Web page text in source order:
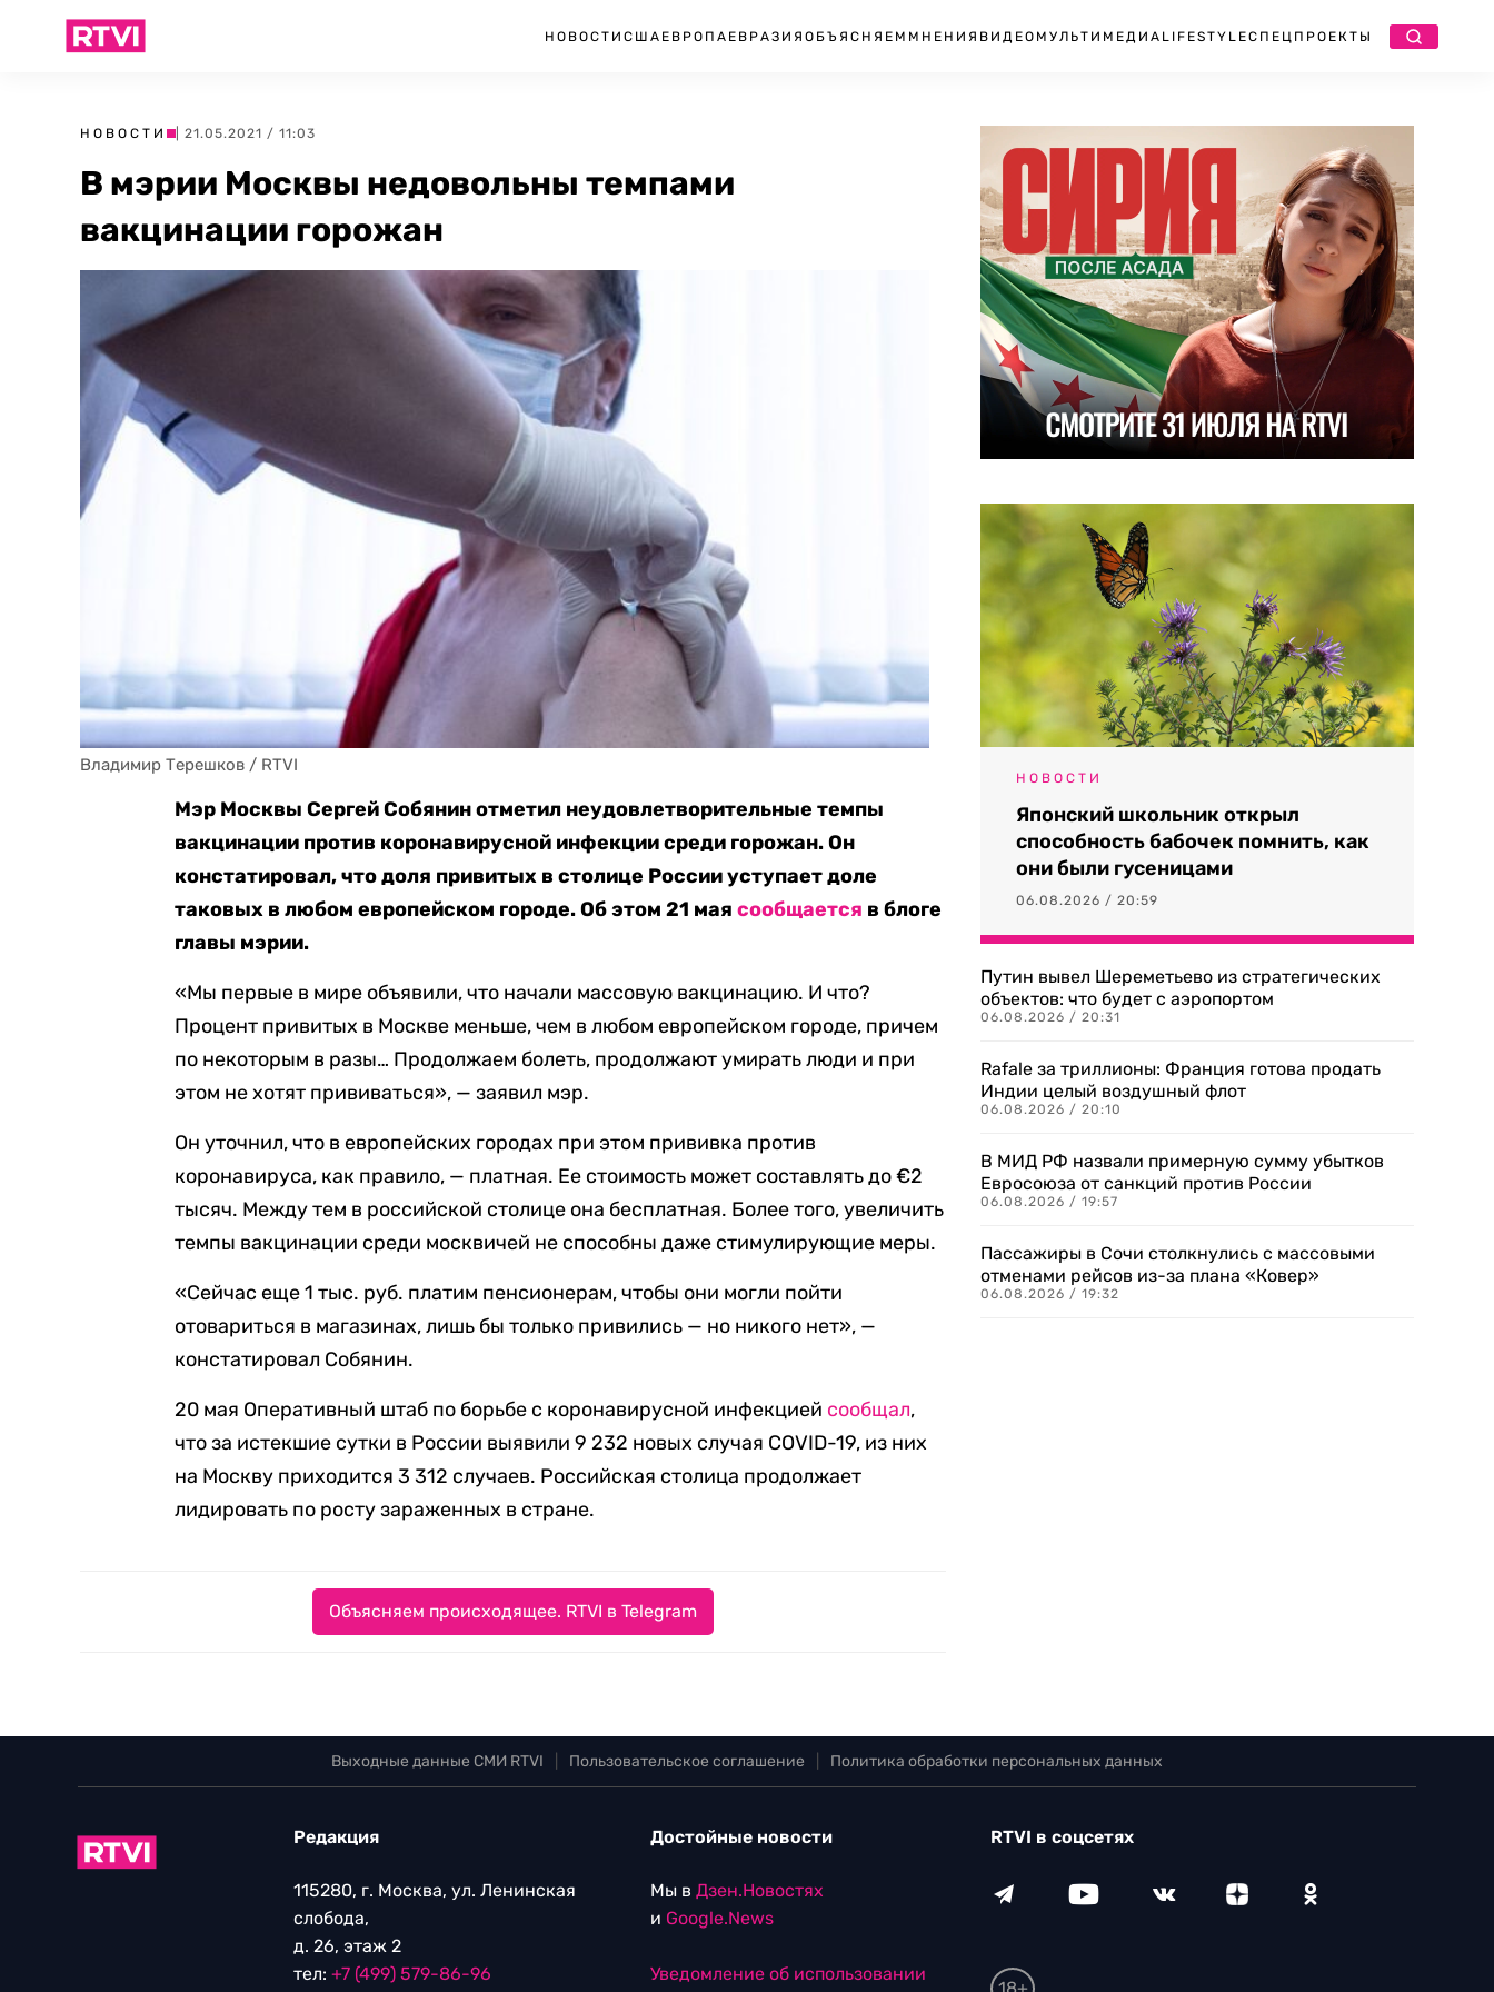
НОВОСТИ США ЕВРОПА ЕВРАЗИЯ ОБЪЯСНЯЕМ МНЕНИЯ ВИДЕО МУЛЬТИМЕДИА LIFESTYLEСПЕЦПРОЕКТЫ
НОВОСТИ | 21.05.2021 / 11:03
В мэрии Москвы недовольны темпами
вакцинации горожан
Владимир Терешков / RTVI
Мэр Москвы Сергей Собянин отметил неудовлетворительные темпы
вакцинации против коронавирусной инфекции среди горожан. Он
констатировал, что доля привитых в столице России уступает доле
таковых в любом европейском городе. Об этом 21 маясообщается в блоге
главы мэрии.
«Мы первые в мире объявили, что начали массовую вакцинацию. И что?
Процент привитых в Москве меньше, чем в любом европейском городе, причем
по некоторым в разы… Продолжаем болеть, продолжают умирать люди и при
этом не хотят прививаться», — заявил мэр.
Он уточнил, что в европейских городах при этом прививка против
коронавируса, как правило, — платная. Ее стоимость может составлять до €2
тысяч. Между тем в российской столице она бесплатная. Более того, увеличить
темпы вакцинации среди москвичей не способны даже стимулирующие меры.
«Сейчас еще 1 тыс. руб. платим пенсионерам, чтобы они могли пойти
отовариться в магазинах, лишь бы только привились — но никого нет», —
констатировал Собянин.
20 мая Оперативный штаб по борьбе с коронавирусной инфекцией сообщал,
что за истекшие сутки в России выявили 9 232 новых случая COVID-19, из них
на Москву приходится 3 312 случаев. Российская столица продолжает
лидировать по росту зараженных в стране.
Объясняем происходящее. RTVI в Telegram
НОВОСТИ
Японский школьник открыл
способность бабочек помнить, как
они были гусеницами
06.08.2026 / 20:59
Путин вывел Шереметьево из стратегических
объектов: что будет с аэропортом
06.08.2026 / 20:31
Rafale за триллионы: Франция готова продать
Индии целый воздушный флот
06.08.2026 / 20:10
В МИД РФ назвали примерную сумму убытков
Евросоюза от санкций против России
06.08.2026 / 19:57
Пассажиры в Сочи столкнулись с массовыми
отменами рейсов из-за плана «Ковер»
06.08.2026 / 19:32
Выходные данные СМИ RTVI Пользовательское соглашение Политика обработки персональных данных
Редакция
115280, г. Москва, ул. Ленинская
слобода,
д. 26, этаж 2
тел: +7 (499) 579-86-96
Достойные новости
Мы в Дзен.Новостях
и Google.News
Уведомление об использовании
RTVI в соцсетях